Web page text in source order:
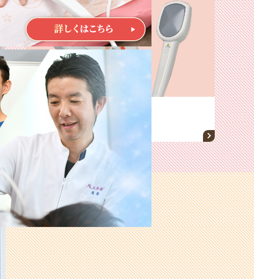
製品一覧
使う